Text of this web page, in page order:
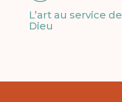
L’art au service de
Dieu